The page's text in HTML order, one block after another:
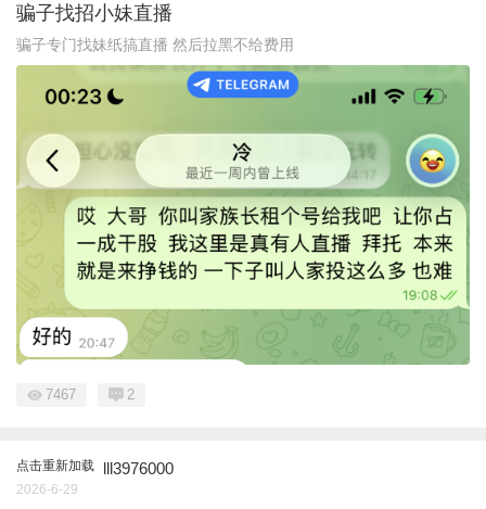
骗子找招小妹直播
骗子专门找妹纸搞直播 然后拉黑不给费用
7467 2
点击重新加载 lll3976000
2026-6-29